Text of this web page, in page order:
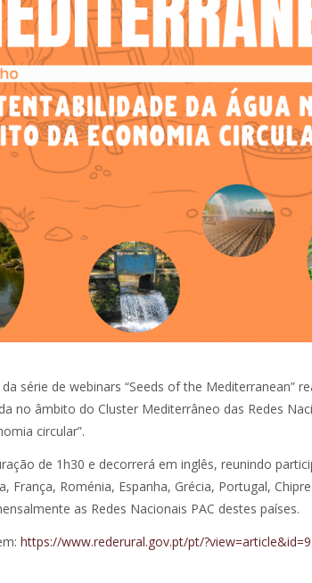
série de webinars “Seeds of the Mediterranean”
no âmbito do Cluster Mediterrâneo das Redes
circular”.
de 1h30 e decorrerá em inglês, reunindo
França, Roménia, Espanha, Grécia, Portugal,
as Redes Nacionais PAC destes países.
https://www.rederural.gov.pt/pt/